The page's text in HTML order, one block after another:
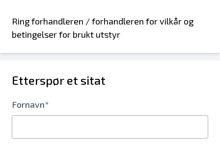
Ring forhandleren / forhandleren for vilkår og
betingelser for brukt utstyr
Etterspør et sitat
Fornavn*